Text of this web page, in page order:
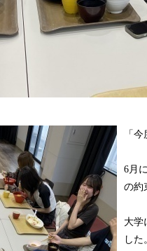
「
6月
の約
大学
し